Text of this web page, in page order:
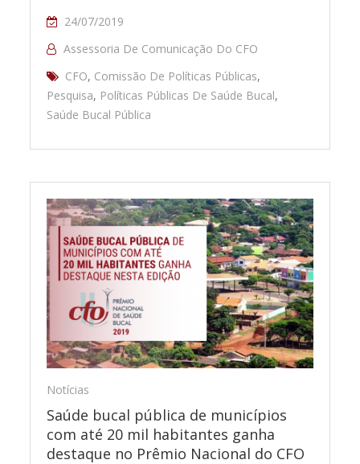
24/07/2019
Assessoria De Comunicação Do CFO
CFO, Comissão De Políticas Públicas,
Pesquisa, Políticas Públicas De Saúde Bucal,
Saúde Bucal Pública
Notícias
Saúde bucal pública de municípios
com até 20 mil habitantes ganha
destaque no Prêmio Nacional do CFO